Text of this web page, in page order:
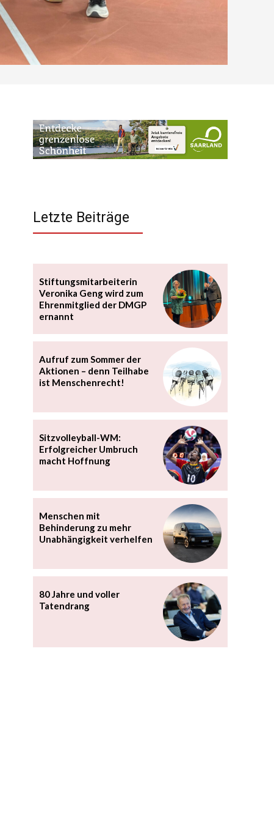
Letzte Beiträge
Stiftungsmitarbeiterin
Veronika Geng wird zum
Ehrenmitglied der DMGP
ernannt
Aufruf zum Sommer der
Aktionen – denn Teilhabe
ist Menschenrecht!
Sitzvolleyball-WM:
Erfolgreicher Umbruch
macht Hoffnung
Menschen mit
Behinderung zu mehr
Unabhängigkeit verhelfen
80 Jahre und voller
Tatendrang